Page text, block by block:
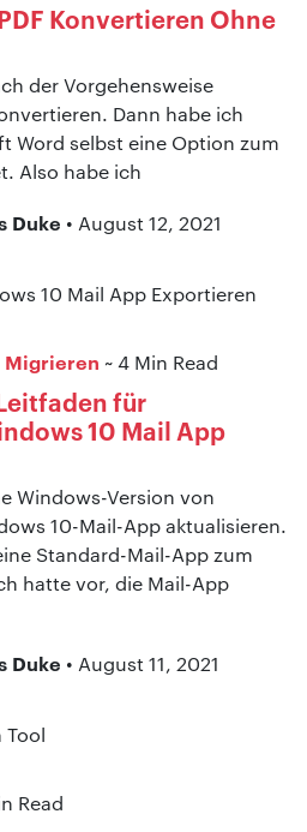
Konvertieren Ohne
der Vorgehensweise
Dann habe ich
Word selbst eine Option zum
Also habe ich
Duke • August 12, 2021
Migrieren ~ 4 Min Read
für
10 Mail App
Windows-Version von
10-Mail-App aktualisieren.
Standard-Mail-App zum
hatte vor, die Mail-App
Duke • August 11, 2021
Read